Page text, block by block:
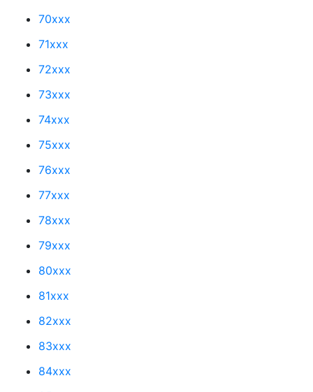
70xxx
71xxx
72xxx
73xxx
74xxx
75xxx
76xxx
77xxx
78xxx
79xxx
80xxx
81xxx
82xxx
83xxx
84xxx